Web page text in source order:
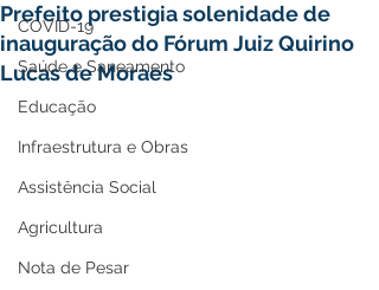
COVID-19
Saúde e Saneamento
Educação
Infraestrutura e Obras
Assistência Social
Agricultura
Nota de Pesar
Prefeito prestigia solenidade de
inauguração do Fórum Juiz Quirino
Lucas de Moraes